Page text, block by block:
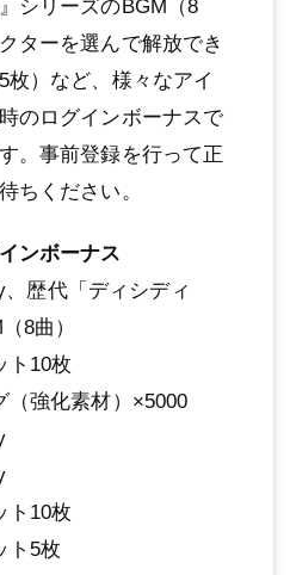
シリーズのBGM（8
ターを選んで解放でき
枚）など、様々なアイ
のログインボーナスで
。事前登録を行って正
ちください。
ンボーナス
歴代「ディシディ
8曲）
ト10枚
（強化素材）×5000
ト10枚
ト5枚